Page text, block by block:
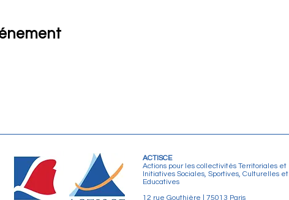
ACTISCE
Actions pour les collectivités Territoriales et
Initiatives Sociales, Sportives, Culturelles et
Educatives
12 rue Gouthière | 75013 Paris